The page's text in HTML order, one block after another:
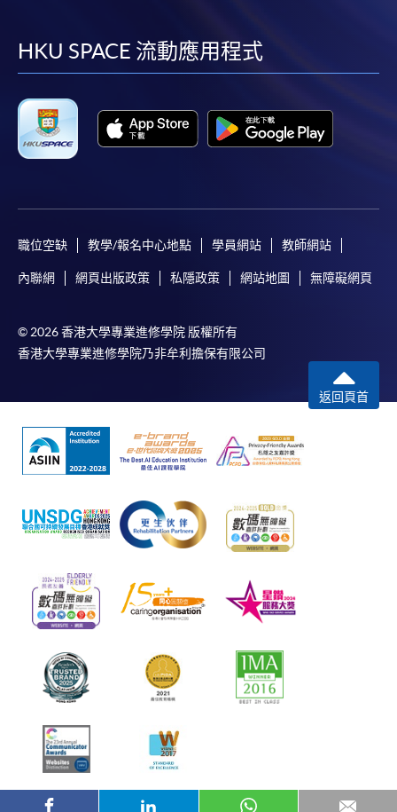
facebook
youtube
linkedin
HKU SPACE 流動應用程式
職位空缺 教學/報名中心地點 學員網站 教師網站
內聯網 網頁出版政策 私隱政策 網站地圖 無障礙網頁
© 2026 香港大學專業進修學院 版權所有
香港大學專業進修學院乃非牟利擔保有限公司
返回頁首